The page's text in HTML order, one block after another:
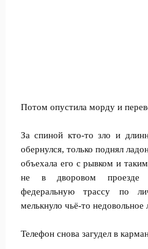
Потом опустила морду и
За спиной кто-то зло и
обернулся, только поднял
объехала его с рывком и
не в дворовом проезде
федеральную трассу по
мелькнуло чьё-то недовольное
Телефон снова загудел в